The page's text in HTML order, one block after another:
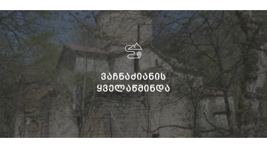
ᲕᲐᲩᲜᲐᲫᲘᲐᲜᲘᲡ
ᲧᲕᲔᲚᲐᲬᲛᲘᲜᲓᲐ